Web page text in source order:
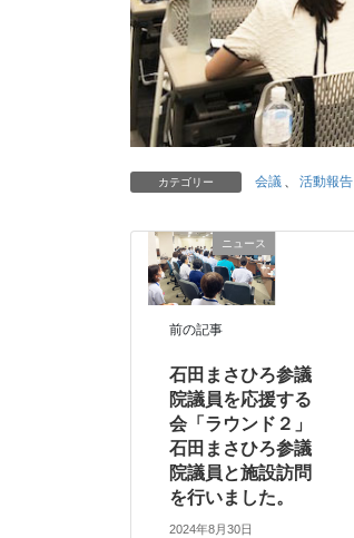
カテゴリー 会議 活動報告
ニュース
前の記事
石田まさひろ参議
院議員を応援する
会「ラウンド２」
石田まさひろ参議
院議員と施設訪問
を行いました。
2024年8月30日